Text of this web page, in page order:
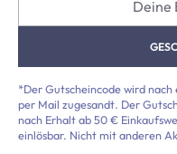
*Der Gutscheincode wird
per Mail zugesandt. Der
nach Erhalt ab 50 €
einlösbar. Nicht mit anderen